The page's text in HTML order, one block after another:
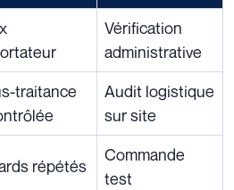
Vérification
administrative
traitance
Audit logistique
sur site
répétés
Commande
test